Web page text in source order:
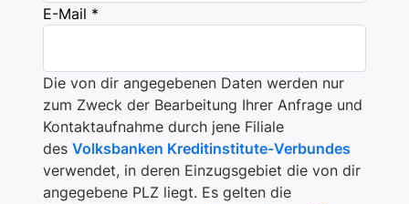
E-Mail *
Die von dir angegebenen Daten werden nur
zum Zweck der Bearbeitung Ihrer Anfrage und
Kontaktaufnahme durch jene Filiale
des Volksbanken Kreditinstitute-Verbundes
verwendet, in deren Einzugsgebiet die von dir
angegebene PLZ liegt. Es gelten die